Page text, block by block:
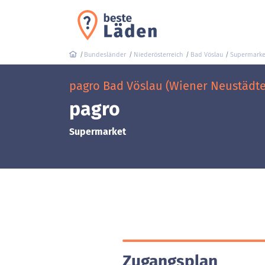
Bundesländer Niederösterreich Bad Vöslau
pagro Bad Vöslau (Wiener
pagro
Supermarket